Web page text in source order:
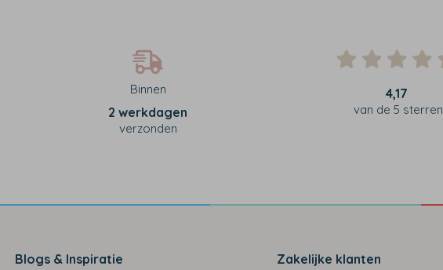
Binnen
2 werkdagen
verzonden
4,17
van de 5 sterren
Blogs & Inspiratie Zakelijke klanten